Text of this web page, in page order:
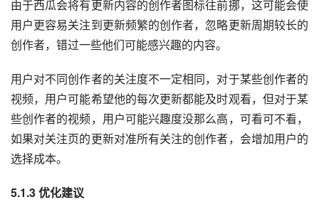
由于西瓜会将有更新内容的创作者图标往前挪，这可能会使
用户更容易关注到更新频繁的创作者，忽略更新周期较长的
创作者，错过一些他们可能感兴趣的内容。
用户对不同创作者的关注度不一定相同，对于某些创作者的
视频，用户可能希望他的每次更新都能及时观看，但对于某
些创作者的视频，用户可能兴趣度没那么高，可看可不看，
如果对关注页的更新对准所有关注的创作者，会增加用户的
选择成本。
5.1.3 优化建议